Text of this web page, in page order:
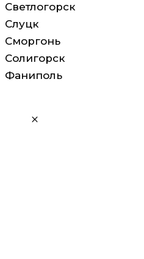
Светлогорск
Слуцк
Сморгонь
Солигорск
Фаниполь